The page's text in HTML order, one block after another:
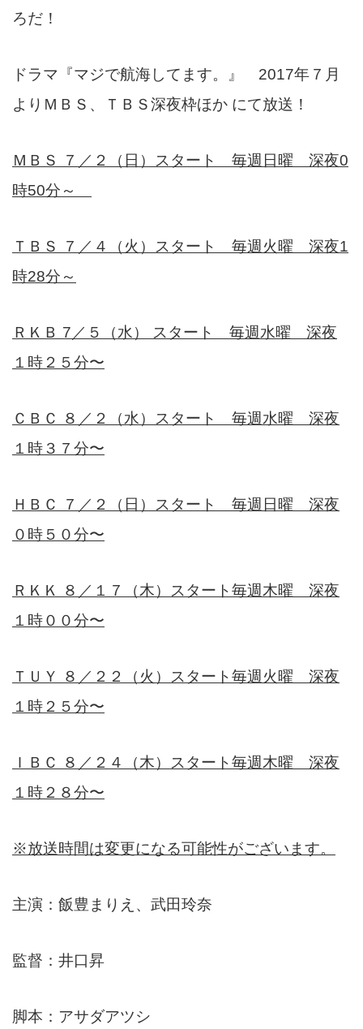
ろだ！
ドラマ『マジで航海してます。』 2017年７月
よりＭＢＳ、ＴＢＳ深夜枠ほか にて放送！
ＭＢＳ ７／２（日）スタート 毎週日曜 深夜0
時50分～
ＴＢＳ ７／４（火）スタート 毎週火曜 深夜1
時28分～
ＲＫＢ 7／５（水） スタート 毎週水曜 深夜
１時２５分〜
ＣＢＣ ８／２（水）スタート 毎週水曜 深夜
１時３７分〜
ＨＢＣ ７／２（日）スタート 毎週日曜 深夜
０時５０分〜
ＲＫＫ ８／１７（木）スタート毎週木曜 深夜
１時００分〜
ＴＵＹ ８／２２（火）スタート毎週火曜 深夜
１時２５分〜
ＩＢＣ ８／２４（木）スタート毎週木曜 深夜
１時２８分〜
※放送時間は変更になる可能性がございます。
主演：飯豊まりえ、武田玲奈
監督：井口昇
脚本：アサダアツシ